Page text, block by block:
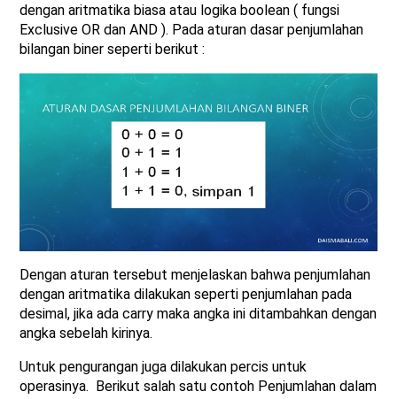
dengan aritmatika biasa atau logika boolean ( fungsi
Exclusive OR dan AND ). Pada aturan dasar penjumlahan
bilangan biner seperti berikut :
Dengan aturan tersebut menjelaskan bahwa penjumlahan
dengan aritmatika dilakukan seperti penjumlahan pada
desimal, jika ada carry maka angka ini ditambahkan dengan
angka sebelah kirinya.
Untuk pengurangan juga dilakukan percis untuk
operasinya. Berikut salah satu contoh Penjumlahan dalam